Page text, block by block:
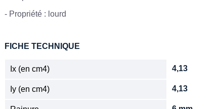
- Propriété : lourd
FICHE TECHNIQUE
Ix (en cm4) 4,13
Iy (en cm4) 4,13